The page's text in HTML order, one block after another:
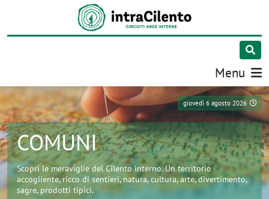
Menu
giovedì 6 agosto 2026
COMUNI
Scopri le meraviglie del Cilento interno. Un territorio
accogliente, ricco di sentieri, natura, cultura, arte, divertimento,
sagre, prodotti tipici.